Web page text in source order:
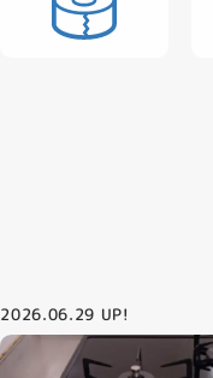
2026.06.29 UP!